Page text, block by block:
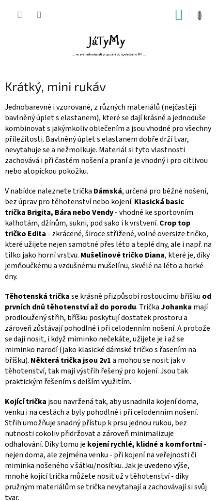
Krátký, mini rukáv
Jednobarevné i vzorované, z různých materiálů (nejčastěji
bavlněný úplet s elastanem), které se dají krásně a jednoduše
kombinovat s jakýmkoliv oblečením a jsou vhodné pro všechny
příležitosti. Bavlněný úplet s elastanem dobře drží tvar,
nevytahuje se a nežmolkuje. Materiál si tyto vlastnosti
zachovává i při častém nošení a praní a je vhodný i pro citlivou
nebo atopickou pokožku.
V nabídce naleznete trička Dámská, určená pro běžné nošení,
bez úprav pro těhotenství nebo kojení. Klasická basic
trička Brigita, Bára nebo Vendy- vhodné ke sportovním
kalhotám, džínům, sukni, pod sako i k vrstvení. Crop top
tričko Edita - zkrácené, široce střižené, volné oversize tričko,
které užijete nejen samotné přes léto a teplé dny, ale i např. na
tílko jako horní vrstvu. Mušelínové tričko Diana, které je, díky
jemňoučkému a vzdušnému mušelínu, skvělé na léto a horké
dny.
Těhotenská tričkase krásně přizpůsobí rostoucímu bříšku od
prvních dnů těhotenství až do porodu. TričkaJohanka mají
prodloužený střih, bříšku poskytují dostatek prostoru a
zároveň zůstávají pohodlné i při celodenním nošení. A protože
se dají nosit, i když miminko nečekáte, užijete je i až se
miminko narodí (jako klasické dámské tričko s řasením na
bříšku). Některá trička jsou 2v1a mohou se nosit jak v
těhotenství, tak mají výstřih řešený pro kojení. Jsou tak
praktickým řešením s delším využitím.
Kojící trička jsou navržená tak, aby usnadnila kojení doma,
venku i na cestách a byly pohodlné i při celodenním nošení.
Střih umožňuje snadný přístup k prsu jednou rukou, bez
nutnosti cokoliv přidržovat a zároveň minimalizuje
odhalování. Díky tomu je kojení rychlé, klidné a komfortní-
nejen doma, ale zejména venku - při kojení na veřejnosti či
miminka nošeného v šátku/nosítku. Jak je uvedeno výše,
mnohé kojící trička můžete nosit už v těhotenství - díky
pružným materiálům se trička nevytahají a zachovávají si svůj
tvar.